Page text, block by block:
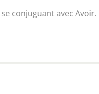
se conjuguant avec Avoir.